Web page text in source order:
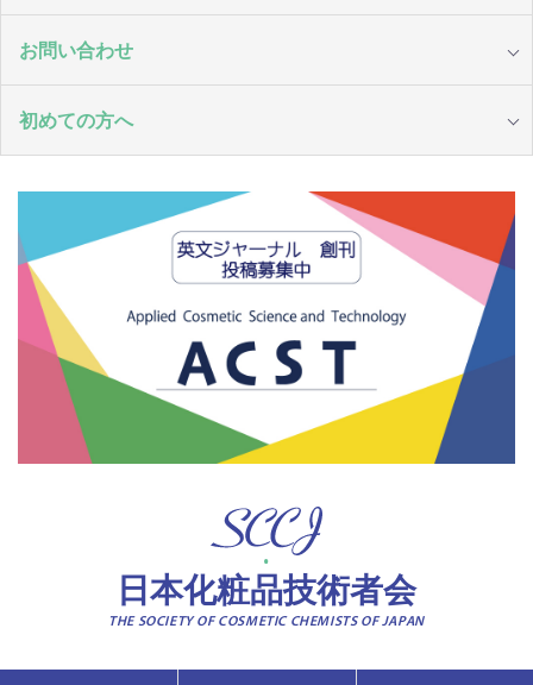
お問い合わせ
初めての方へ
日本化粧品技術者会
THE SOCIETY OF COSMETIC CHEMISTS OF JAPAN